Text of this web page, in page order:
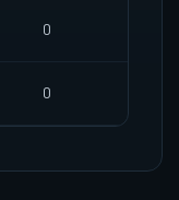
0
0